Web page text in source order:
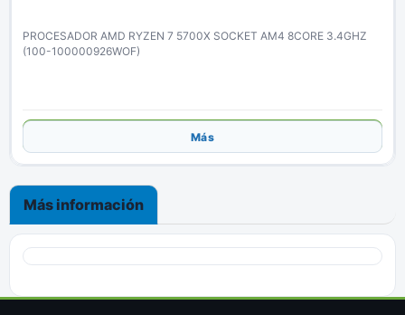
PROCESADOR AMD RYZEN 7 5700X SOCKET AM4 8CORE 3.4GHZ
(100-100000926WOF)
Añadir
Más
Más información